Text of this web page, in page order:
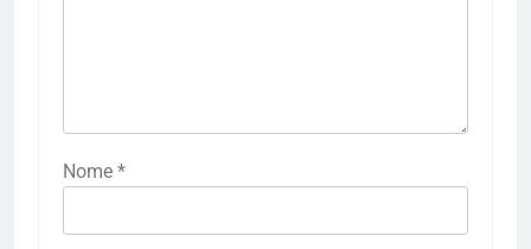
Nome *